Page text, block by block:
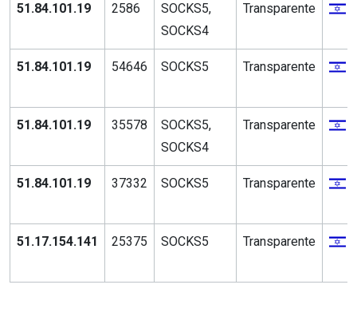
51.84.101.19 2586
SOCKS5,
SOCKS4
Transparente
51.84.101.19 54646 SOCKS5 Transparente
51.84.101.19 35578
SOCKS5,
SOCKS4
Transparente
51.84.101.19 37332 SOCKS5 Transparente
51.17.154.141 25375 SOCKS5 Transparente